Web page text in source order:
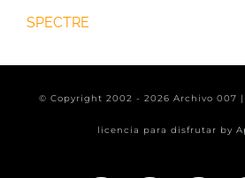
SPECTRE
© Copyright 2002 - 2026 Archivo 007
licencia para disfrutar by